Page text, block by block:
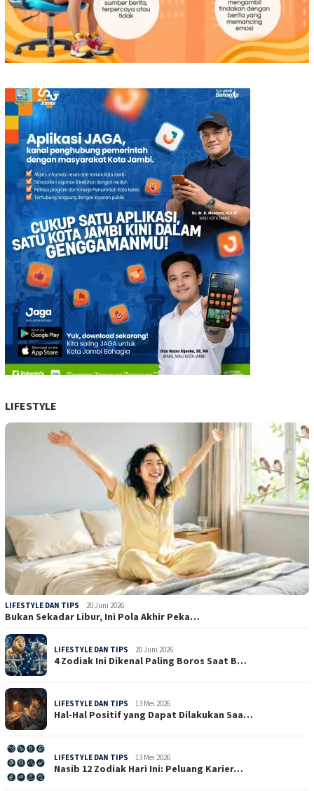
LIFESTYLE
LIFESTYLE DAN TIPS 20 Juni 2026
Bukan Sekadar Libur, Ini Pola Akhir Peka…
LIFESTYLE DAN TIPS 20 Juni 2026
4 Zodiak Ini Dikenal Paling Boros Saat B…
LIFESTYLE DAN TIPS 13 Mei 2026
Hal-Hal Positif yang Dapat Dilakukan Saa…
LIFESTYLE DAN TIPS 13 Mei 2026
Nasib 12 Zodiak Hari Ini: Peluang Karier…